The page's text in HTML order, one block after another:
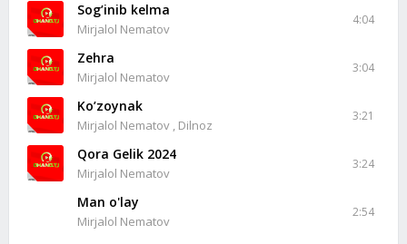
Sog’inib kelma
Mirjalol Nematov
4:04
Zehra
Mirjalol Nematov
3:04
Ko’zoynak
Mirjalol Nematov , Dilnoz
3:21
Qora Gelik 2024
Mirjalol Nematov
3:24
Man o'lay
Mirjalol Nematov
2:54